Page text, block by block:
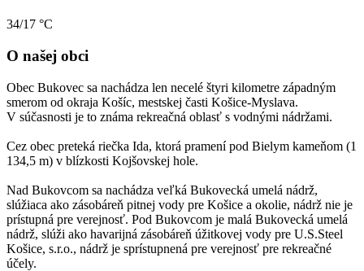
34/17 °C
O našej obci
Obec Bukovec sa nachádza len necelé štyri kilometre západným
smerom od okraja Košíc, mestskej časti Košice-Myslava.
V súčasnosti je to známa rekreačná oblasť s vodnými nádržami.
Cez obec preteká riečka Ida, ktorá pramení pod Bielym kameňom (1
134,5 m) v blízkosti Kojšovskej hole.
Nad Bukovcom sa nachádza veľká Bukovecká umelá nádrž,
slúžiaca ako zásobáreň pitnej vody pre Košice a okolie, nádrž nie je
prístupná pre verejnosť. Pod Bukovcom je malá Bukovecká umelá
nádrž, slúži ako havarijná zásobáreň úžitkovej vody pre U.S.Steel
Košice, s.r.o., nádrž je sprístupnená pre verejnosť pre rekreačné
účely.